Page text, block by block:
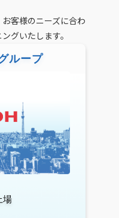
客様のニーズに合わ
グいたします。
ループ
場